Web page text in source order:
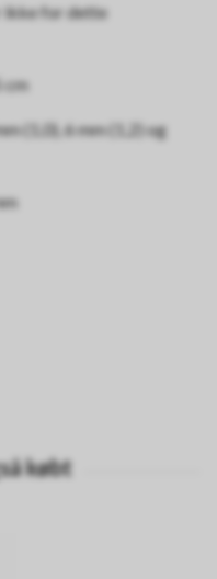
ikke for dette
cm
(1,0), 6 mm (1,2) og